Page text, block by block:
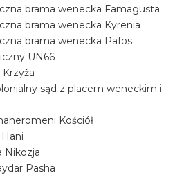
brama wenecka Famagusta
brama wenecka Kyrenia
brama wenecka Pafos
UN66
Krzyża
sąd z placem weneckim i
Kościół
Nikozja
Pasha